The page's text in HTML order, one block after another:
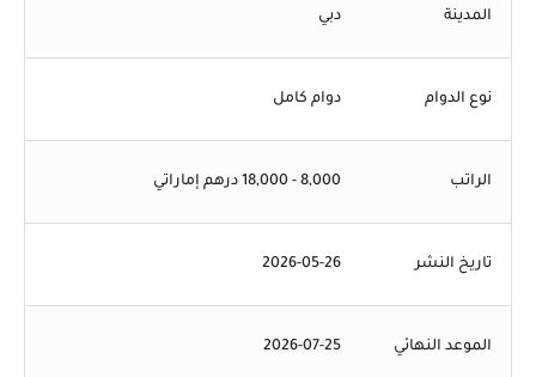
المدينة دبي
نوع الدوام دوام كامل
الراتب 8,000 - 18,000 درهم إماراتي
تاريخ النشر 2026-05-26
الموعد النهائي 2026-07-25